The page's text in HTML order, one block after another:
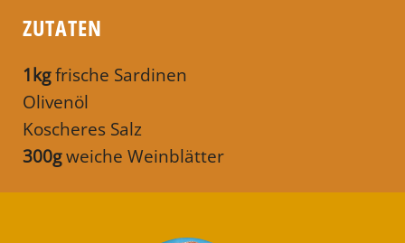
ZUTATEN
1kgfrische Sardinen
Olivenöl
Koscheres Salz
300gweiche Weinblätter